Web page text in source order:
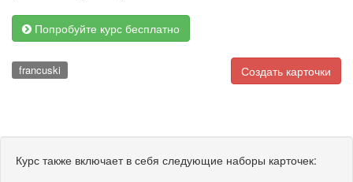
Попробуйте курс бесплатно
Создать карточки
francuski
Курс также включает в себя следующие наборы карточек: